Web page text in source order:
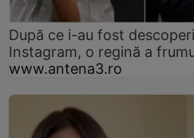
După ce i-au fost
Instagram, o regină a
www.antena3.ro